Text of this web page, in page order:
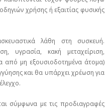
χρήσης ή εξαιτίας φυσικής
λάθη στη συσκευή.
υγρασία, κακή μεταχείριση,
από μη εξουσιοδοτημένα άτομα)
και θα υπάρχει χρέωση για
σύμφωνα με τις προδιαγραφές